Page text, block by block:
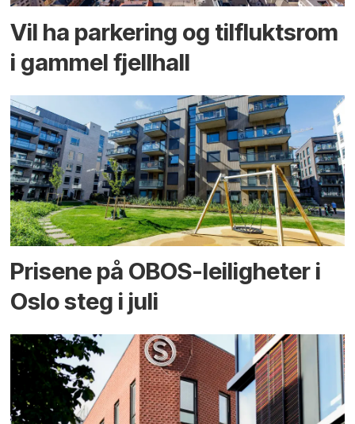
Vil ha parkering og tilflukts­rom
i gammel fjellhall
Prisene på OBOS-leiligheter i
Oslo steg i juli